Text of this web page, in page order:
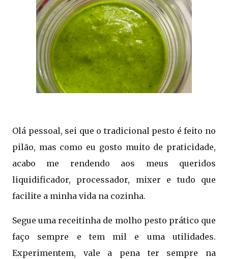
Olá pessoal, sei que o tradicional pesto é feito no
pilão, mas como eu gosto muito de praticidade,
acabo me rendendo aos meus queridos
liquidificador, processador, mixer e tudo que
facilite a minha vida na cozinha.
Segue uma receitinha de molho pesto prático que
faço sempre e tem mil e uma utilidades.
Experimentem, vale a pena ter sempre na